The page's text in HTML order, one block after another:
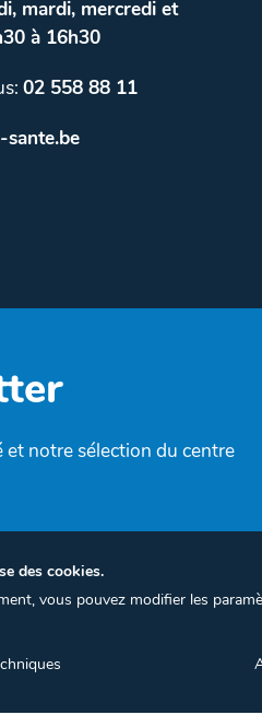
mardi, mercredi et
à 16h30
02 558 88 11
sante.be
notre sélection du centre
des cookies.
vous pouvez modifier les